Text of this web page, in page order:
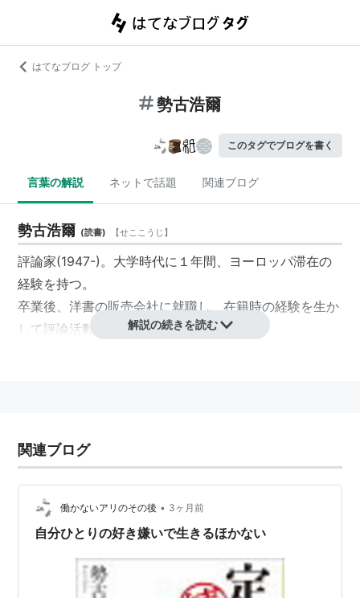
はてなブログ トップ
勢古浩爾
このタグでブログを書く
言葉の解説 ネットで話題 関連ブログ
勢古浩爾 (読書) 【せここうじ 】
評論家(1947-)。大学時代に１年間、ヨーロッパ滞在の
経験を持つ。
卒業後、洋書の販売会社に就職し、在籍時の経験を生か
して評論活動に勤しんでいる。
している。
『中島みゆき・あらかじめ喪われた愛』
『自分をつくるための読書術』
『こういう男になりたい』
『まれに見るバカ』
解説の続きを読む
関連ブログ
働かないアリのその後 • 3ヶ月前
自分ひとりの好き嫌いで生きるほかない